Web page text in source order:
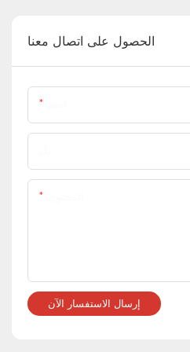
الحصول على اتصال معنا
إرسال الاستفسار الآن